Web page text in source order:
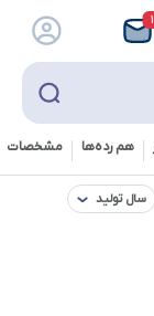
۱
هم رده‌ها‌ مشخصات
سال تولید